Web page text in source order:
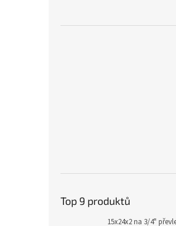
Top 9 produktů
15x24x2 na 3/4"